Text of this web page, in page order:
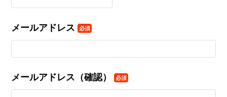
メールアドレス 必須
メールアドレス（確認） 必須